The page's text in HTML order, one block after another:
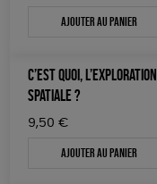
Ajouter au panier
C’EST QUOI, L’EXPLORATION
SPATIALE ?
9,50 €
Ajouter au panier